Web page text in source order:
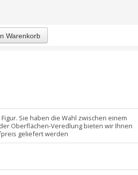
Warenkorb
Sie haben die Wahl zwischen einem
Oberflächen-Veredlung bieten wir Ihnen
geliefert werden